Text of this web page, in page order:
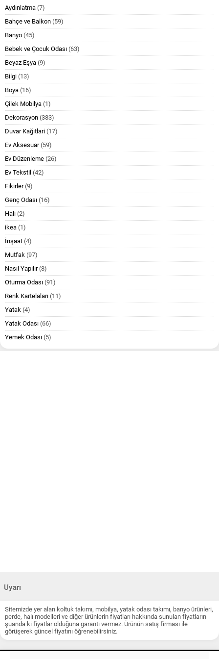
Aydınlatma (7)
Bahçe ve Balkon (59)
Banyo (45)
Bebek ve Çocuk Odası (63)
Beyaz Eşya (9)
Bilgi (13)
Boya (16)
Çilek Mobilya (1)
Dekorasyon (383)
Duvar Kağıtlari (17)
Ev Aksesuar(59)
Ev Düzenleme (26)
Ev Tekstil (42)
Fikirler(9)
Genç Odası (16)
Halı (2)
ikea (1)
İnşaat (4)
Mutfak (97)
Nasıl Yapılır(8)
Oturma Odası (91)
Renk Kartelaları (11)
Yatak (4)
Yatak Odası (66)
Yemek Odası (5)
Uyarı
Sitemizde yer alan koltuk takımı, mobilya, yatak odası takımı, banyo ürünleri,
perde, halı modelleri ve diğer ürünlerin fiyatları hakkında sunulan fiyatların
şuanda ki fiyatlar olduğuna garanti vermez. Ürünün satış firması ile
görüşerek güncel fiyatını öğrenebilirsiniz.